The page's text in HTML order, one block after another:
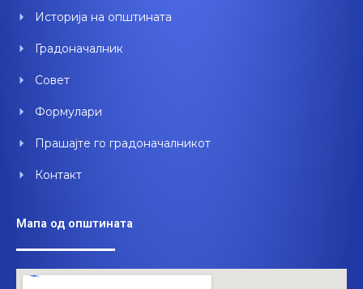
k
n
Историја на општината
Градоначалник
Совет
Формулари
Прашајте го градоначалникот
Контакт
Мапа од општината